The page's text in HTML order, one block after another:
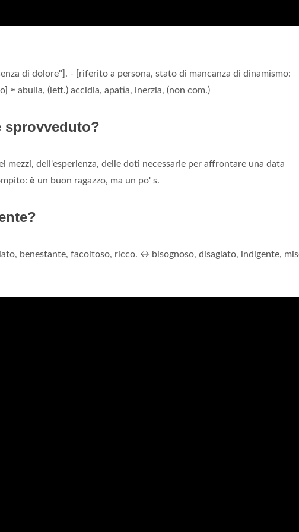
di dolore"]. - [riferito a persona, stato di mancanza di dinamismo:
≈ abulia, (lett.) accidia, apatia, inerzia, (non com.)
sprovveduto?
mezzi, dell'esperienza, delle doti necessarie per affrontare una data
è un buon ragazzo, ma un po' s.
benestante, facoltoso, ricco. ↔ bisognoso, disagiato, indigente,